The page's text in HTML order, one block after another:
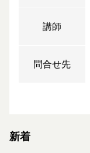
講師
問合せ先
新着